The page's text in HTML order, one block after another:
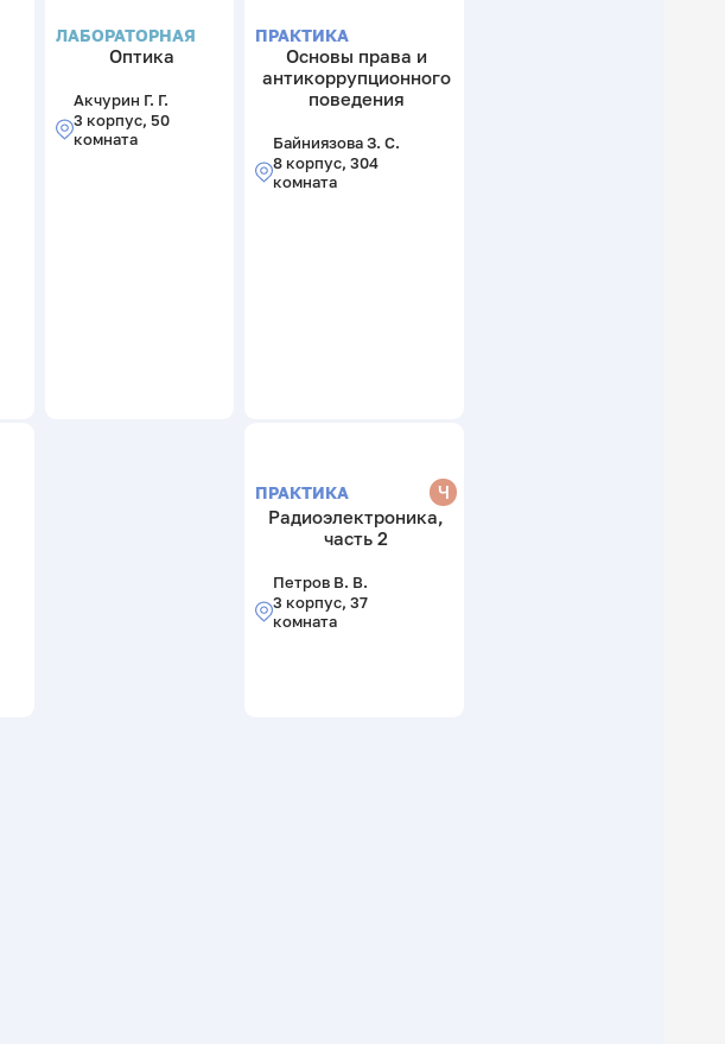
ЛАБОРАТОРНАЯ
Оптика
Акчурин Г. Г.
3 корпус, 50
комната
ПРАКТИКА
Основы права и
антикоррупционного
поведения
Байниязова З. С.
8 корпус, 304
комната
ПРАКТИКА
Ч
Радиоэлектроника,
часть 2
Петров В. В.
3 корпус, 37
комната